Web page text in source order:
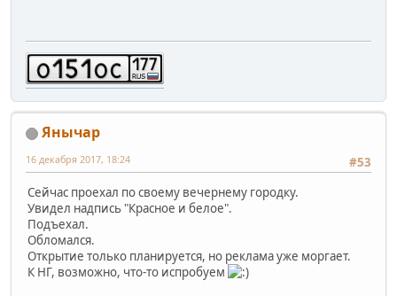
Янычар
#53
16 декабря 2017, 18:24
Сейчас проехал по своему вечернему городку.
Увидел надпись "Красное и белое".
Подъехал.
Обломался.
Открытие только планируется, но реклама уже моргает.
К НГ, возможно, что-то испробуем